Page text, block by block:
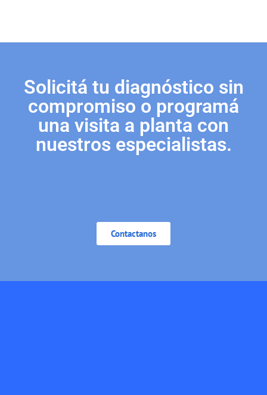
Solicitá tu diagnóstico sin
compromiso o programá
una visita a planta con
nuestros especialistas.
Contactanos